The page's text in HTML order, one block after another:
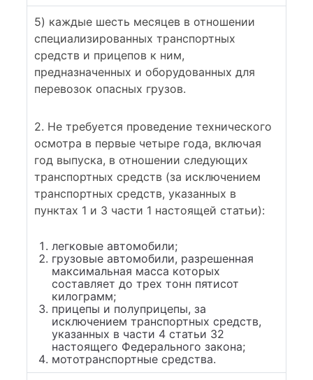
5) каждые шесть месяцев в отношении
специализированных транспортных
средств и прицепов к ним,
предназначенных и оборудованных для
перевозок опасных грузов.
2. Не требуется проведение технического
осмотра в первые четыре года, включая
год выпуска, в отношении следующих
транспортных средств (за исключением
транспортных средств, указанных в
пунктах 1 и 3 части 1 настоящей статьи):
легковые автомобили;
грузовые автомобили, разрешенная
максимальная масса которых
составляет до трех тонн пятисот
килограмм;
прицепы и полуприцепы, за
исключением транспортных средств,
указанных в части 4 статьи 32
настоящего Федерального закона;
мототранспортные средства.